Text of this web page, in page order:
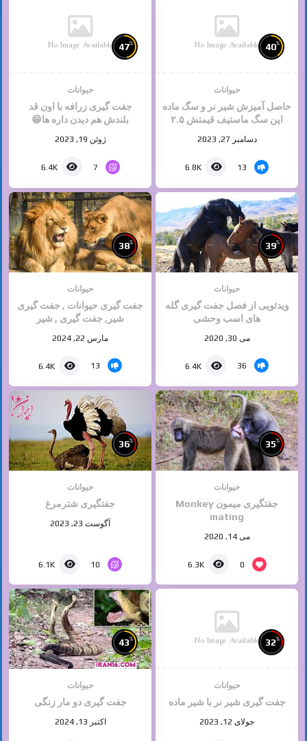
No Image Available 40%
حیوانات
حاصل آمیزش شیر نر و سگ ماده
این سگ ماستیف قیمتش ۲.۵
میلیون دلاره
دسامبر 27, 2023
13
6.8K
No Image Available 47%
حیوانات
جفت گیری زرافه با اون قد
بلندش هم دیدن داره ها😁
ژوئن 19, 2023
7
6.4K
39%
حیوانات
ویدئویی از فصل جفت گیری گله
های اسب وحشی
می 30, 2020
36
6.4K
38%
حیوانات
جفت گیری حیوانات , جفت گیری
شیر, جفت گیری , شیر
مارس 22, 2024
13
6.4K
35%
حیوانات
جفتگیری میمون Monkey
mating
می 14, 2020
0
6.3K
36%
حیوانات
جفتگیری شترمرغ
آگوست 23, 2023
10
6.1K
No Image Available 32%
حیوانات
جفت گیری شیر نر با شیر ماده
جولای 12, 2023
43%
حیوانات
جفت گیری دو مار زنگی
اکتبر 13, 2024